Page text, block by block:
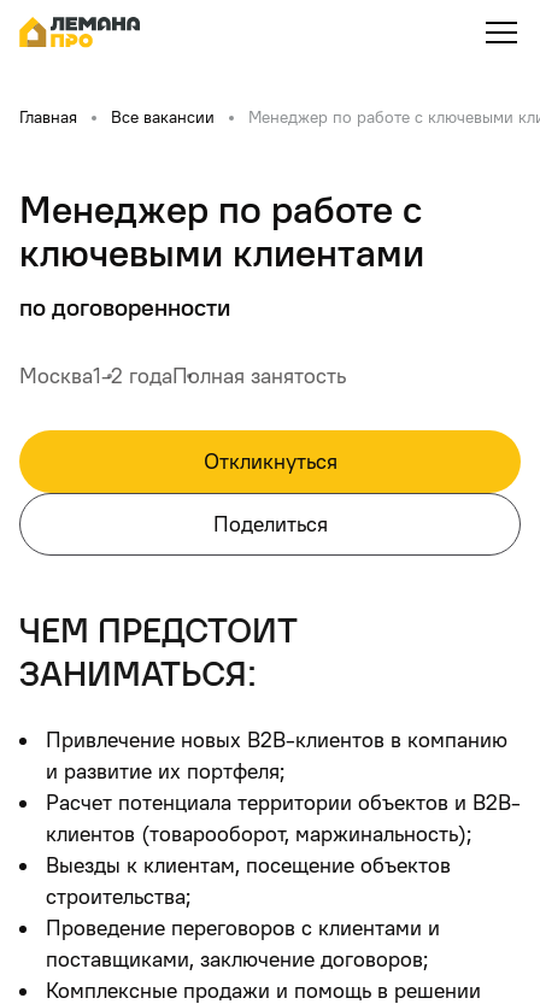
Главная Все вакансии Менеджер по работе с ключевыми
Менеджер по работе с
ключевыми клиентами
по договоренности
Москва1-2 годаПолная занятость
Откликнуться
Поделиться
чем предстоит
заниматься:
Привлечение новых B2B-клиентов в компанию
и развитие их портфеля;
Расчет потенциала территории объектов и B2B-
клиентов (товарооборот, маржинальность);
Выезды к клиентам, посещение объектов
строительства;
Проведение переговоров с клиентами и
поставщиками, заключение договоров;
Комплексные продажи и помощь в решении